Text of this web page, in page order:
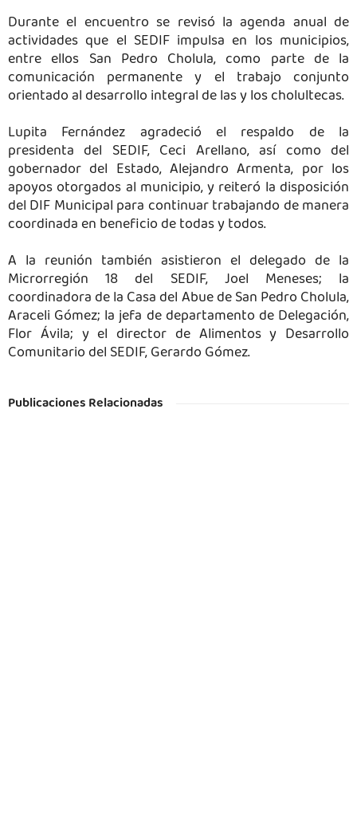
Durante el encuentro se revisó la agenda anual de
actividades que el SEDIF impulsa en los municipios,
entre ellos San Pedro Cholula, como parte de la
comunicación permanente y el trabajo conjunto
orientado al desarrollo integral de las y los cholultecas.
Lupita Fernández agradeció el respaldo de la
presidenta del SEDIF, Ceci Arellano, así como del
gobernador del Estado, Alejandro Armenta, por los
apoyos otorgados al municipio, y reiteró la disposición
del DIF Municipal para continuar trabajando de manera
coordinada en beneficio de todas y todos.
A la reunión también asistieron el delegado de la
Microrregión 18 del SEDIF, Joel Meneses; la
coordinadora de la Casa del Abue de San Pedro Cholula,
Araceli Gómez; la jefa de departamento de Delegación,
Flor Ávila; y el director de Alimentos y Desarrollo
Comunitario del SEDIF, Gerardo Gómez.
Publicaciones Relacionadas